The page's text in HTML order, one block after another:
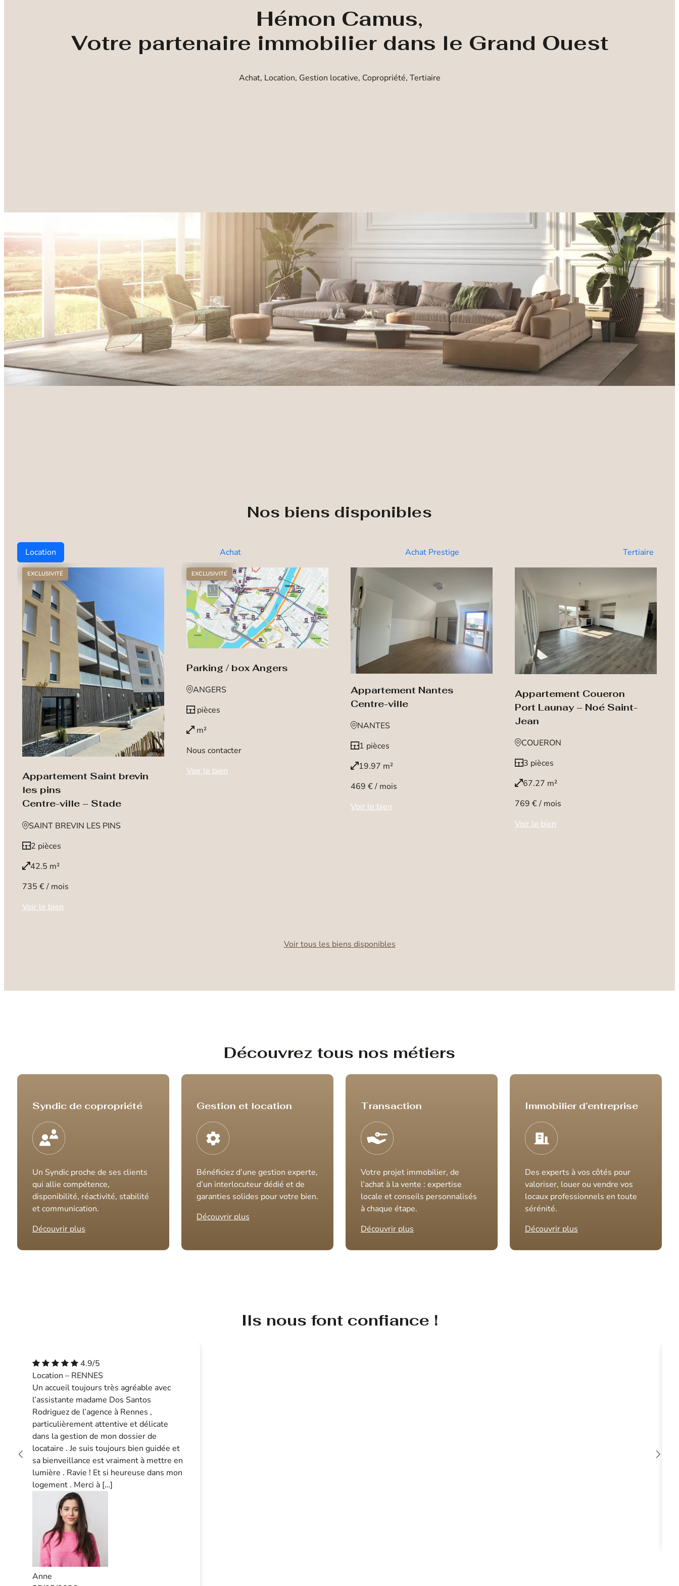
Hémon Camus,
Votre partenaire immobilier dans le Grand Ouest
Achat, Location, Gestion locative, Copropriété, Tertiaire
Nos biens disponibles
Location Achat Achat Prestige Tertiaire
EXCLUSIVITÉ
Appartement Saint brevin
les pins
Centre-ville – Stade
SAINT BREVIN LES PINS
2 pièces
42.5 m²
735 € / mois
Voir le bien
EXCLUSIVITÉ
Parking / box Angers
ANGERS
pièces
m²
Nous contacter
Voir le bien
Appartement Nantes
Centre-ville
NANTES
1 pièces
19.97 m²
469 € / mois
Voir le bien
Appartement Coueron
Port Launay – Noé Saint-
Jean
COUERON
3 pièces
67.27 m²
769 € / mois
Voir le bien
Voir tous les biens disponibles
Découvrez tous nos métiers
Syndic de copropriété
Un Syndic proche de ses clients
qui allie compétence,
disponibilité, réactivité, stabilité
et communication.
Découvrir plus
Gestion et location
Bénéficiez d’une gestion experte,
d’un interlocuteur dédié et de
garanties solides pour votre bien.
Découvrir plus
Transaction
Votre projet immobilier, de
l’achat à la vente : expertise
locale et conseils personnalisés
à chaque étape.
Découvrir plus
Immobilier d’entreprise
Des experts à vos côtés pour
valoriser, louer ou vendre vos
locaux professionnels en toute
sérénité.
Découvrir plus
Ils nous font confiance !
4.9/5
Location – RENNES
Un accueil toujours très agréable avec
l’assistante madame Dos Santos
Rodriguez de l’agence à Rennes ,
particulièrement attentive et délicate
dans la gestion de mon dossier de
locataire . Je suis toujours bien guidée et
sa bienveillance est vraiment à mettre en
lumière . Ravie ! Et si heureuse dans mon
logement . Merci à […]
Anne